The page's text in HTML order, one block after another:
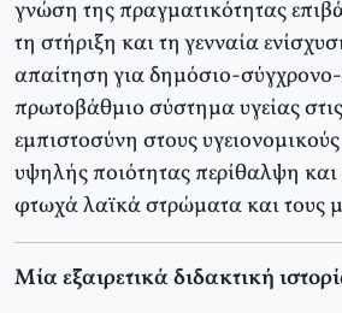
γνώση της πραγματικότητας
τη στήριξη και τη γενναία
απαίτηση για δημόσιο-
πρωτοβάθμιο σύστημα υγείας στις
εμπιστοσύνη στους
υψηλής ποιότητας περίθαλψη
φτωχά λαϊκά στρώματα και τους
Μία εξαιρετικά διδακτική